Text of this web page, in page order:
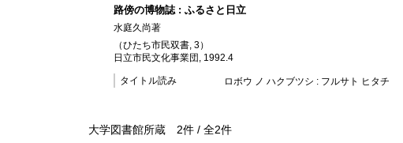
路傍の博物誌 : ふるさと日立
水庭久尚著
（ひたち市民双書, 3）
日立市民文化事業団, 1992.4
タイトル読み ロボウ ノ ハクブツシ : フルサト ヒタチ
大学図書館所蔵 2件 / 全2件